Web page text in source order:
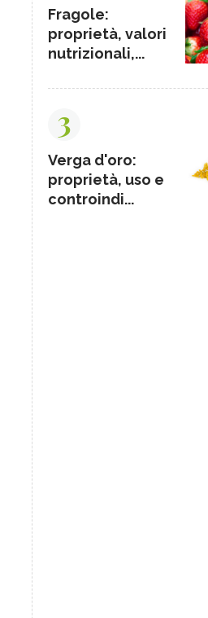
Fragole:
proprietà, valori
nutrizionali,...
3
Verga d'oro:
proprietà, uso e
controindi...